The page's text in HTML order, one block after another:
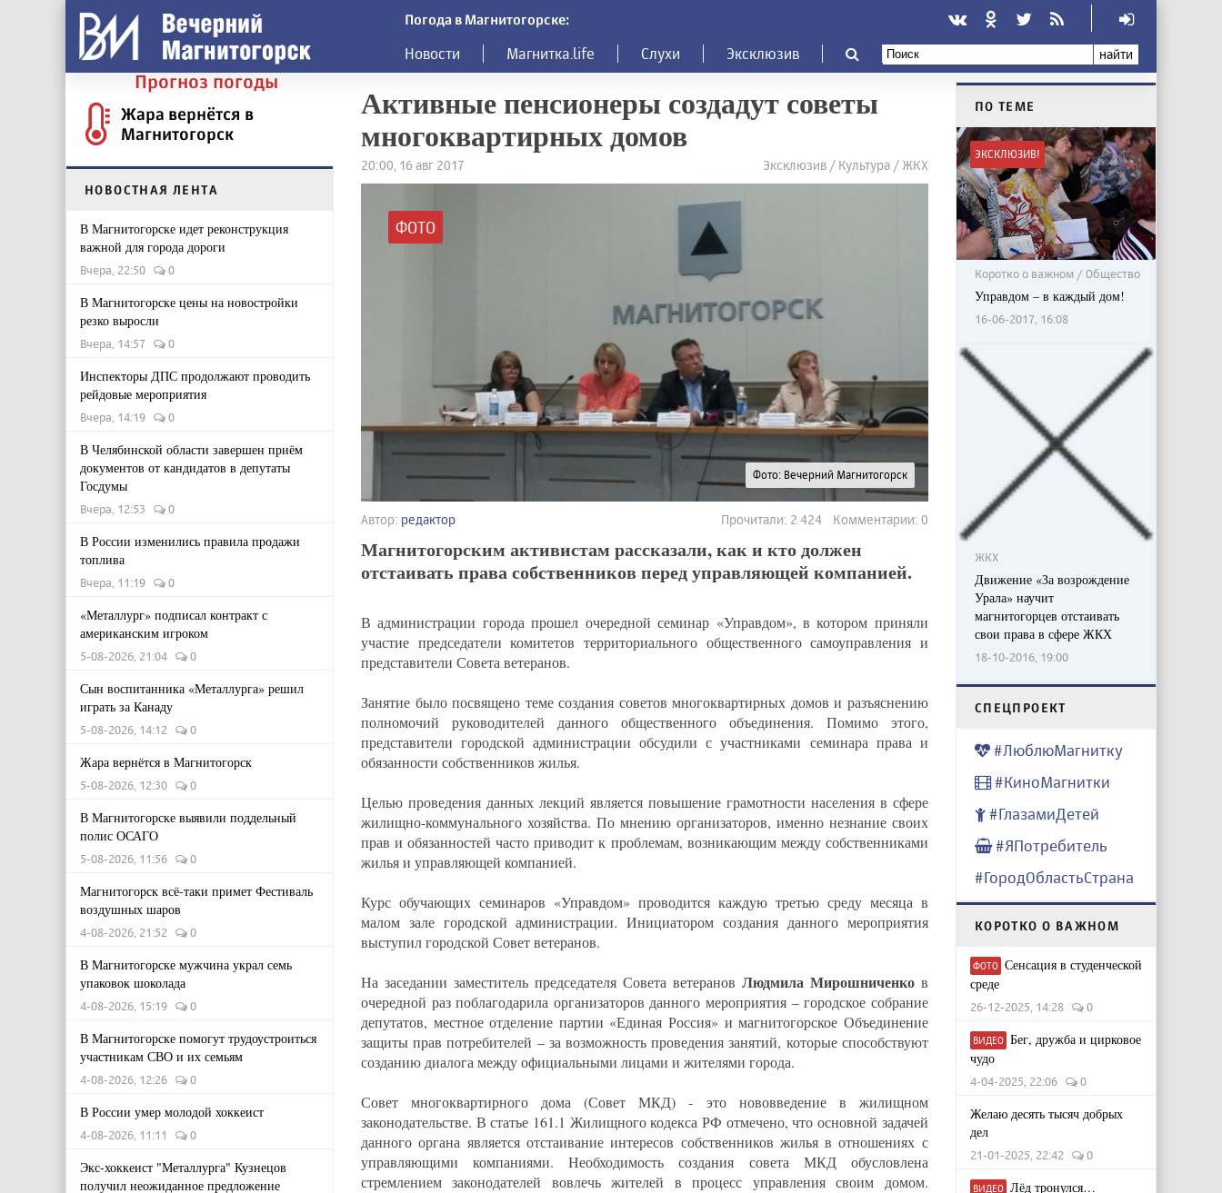
Погода в Магнитогорске:
Новости Магнитка.life Слухи Эксклюзив найти
Прогноз погоды
Жара вернётся в
Магнитогорск
НОВОСТНАЯ ЛЕНТА
В Магнитогорске идет реконструкция
важной для города дороги
Вчера, 22:50 0
В Магнитогорске цены на новостройки
резко выросли
Вчера, 14:57 0
Инспекторы ДПС продолжают проводить
рейдовые мероприятия
Вчера, 14:19 0
В Челябинской области завершен приём
документов от кандидатов в депутаты
Госдумы
Вчера, 12:53 0
В России изменились правила продажи
топлива
Вчера, 11:19 0
«Металлург» подписал контракт с
американским игроком
5-08-2026, 21:04 0
Сын воспитанника «Металлурга» решил
играть за Канаду
5-08-2026, 14:12 0
Жара вернётся в Магнитогорск
5-08-2026, 12:30 0
В Магнитогорске выявили поддельный
полис ОСАГО
5-08-2026, 11:56 0
Магнитогорск всё-таки примет Фестиваль
воздушных шаров
4-08-2026, 21:52 0
В Магнитогорске мужчина украл семь
упаковок шоколада
4-08-2026, 15:19 0
В Магнитогорске помогут трудоустроиться
участникам СВО и их семьям
4-08-2026, 12:26 0
В России умер молодой хоккеист
4-08-2026, 11:11 0
Экс-хоккеист "Металлурга" Кузнецов
получил неожиданное предложение
Активные пенсионеры создадут советы
многоквартирных домов
20:00, 16 авг 2017 Эксклюзив / Культура / ЖКХ
ФОТО
Фото: Вечерний Магнитогорск
Автор: редактор Прочитали: 2 424 Комментарии: 0
Магнитогорским активистам рассказали, как и кто должен
отстаивать права собственников перед управляющей компанией.
В администрации города прошел очередной семинар «Управдом», в котором приняли
участие председатели комитетов территориального общественного самоуправления и
представители Совета ветеранов.
Занятие было посвящено теме создания советов многоквартирных домов и разъяснению
полномочий руководителей данного общественного объединения. Помимо этого,
представители городской администрации обсудили с участниками семинара права и
обязанности собственников жилья.
Целью проведения данных лекций является повышение грамотности населения в сфере
жилищно-коммунального хозяйства. По мнению организаторов, именно незнание своих
прав и обязанностей часто приводит к проблемам, возникающим между собственниками
жилья и управляющей компанией.
Курс обучающих семинаров «Управдом» проводится каждую третью среду месяца в
малом зале городской администрации. Инициатором создания данного мероприятия
выступил городской Совет ветеранов.
На заседании заместитель председателя Совета ветеранов Людмила Мирошниченков
очередной раз поблагодарила организаторов данного мероприятия – городское собрание
депутатов, местное отделение партии «Единая Россия» и магнитогорское Объединение
защиты прав потребителей – за возможность проведения занятий, которые способствуют
созданию диалога между официальными лицами и жителями города.
Совет многоквартирного дома (Совет МКД) - это нововведение в жилищном
законодательстве. В статье 161.1 Жилищного кодекса РФ отмечено, что основной задачей
данного органа является отстаивание интересов собственников жилья в отношениях с
управляющими компаниями. Необходимость создания совета МКД обусловлена
стремлением законодателей вовлечь жителей в процесс управления своим домом.
ПО ТЕМЕ
ЭКСКЛЮЗИВ!
Коротко о важном / Общество
Управдом – в каждый дом!
16-06-2017, 16:08
ЖКХ
Движение «За возрождение
Урала» научит
магнитогорцев отстаивать
свои права в сфере ЖКХ
18-10-2016, 19:00
CПЕЦПРОЕКТ
#ЛюблюМагнитку
#КиноМагнитки
#ГлазамиДетей
#ЯПотребитель
#ГородОбластьСтрана
КОРОТКО О ВАЖНОМ
ФОТО Сенсация в студенческой
среде
26-12-2025, 14:28 0
ВИДЕО Бег, дружба и цирковое
чудо
4-04-2025, 22:06 0
Желаю десять тысяч добрых
дел
21-01-2025, 22:42 0
ВИДЕО Лёд тронулся…